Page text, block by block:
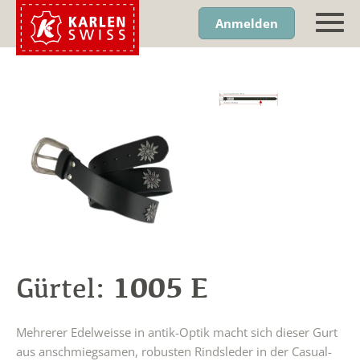
Anmelden
Gürtel: 1005 E
Mehrerer Edelweisse in antik-Optik macht sich dieser Gurt
aus anschmiegsamen, robusten Rindsleder in der Casual-